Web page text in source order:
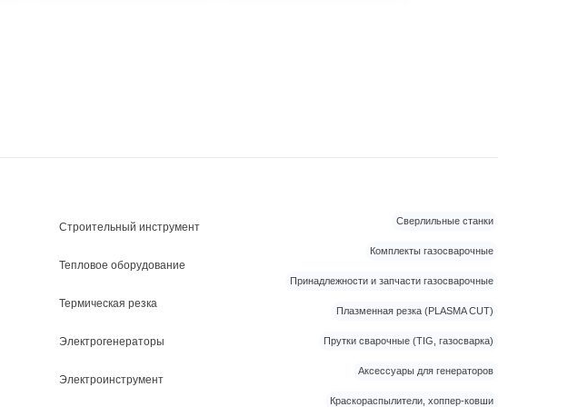
Строительный инструмент
Тепловое оборудование
Термическая резка
Электрогенераторы
Электроинструмент
Сверлильные станки
Комплекты газосварочные
Принадлежности и запчасти газосварочные
Плазменная резка (PLASMA CUT)
Прутки сварочные (TIG, газосварка)
Аксессуары для генераторов
Краскораспылители, хоппер-ковши